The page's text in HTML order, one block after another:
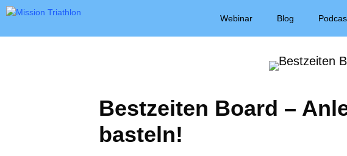
Zum
Webinar Blog
Bestzeiten Board –
basteln!